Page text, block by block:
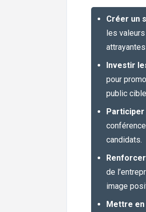
Créer un
les
Investir
pour
public
candidats.
de
image
Mettre